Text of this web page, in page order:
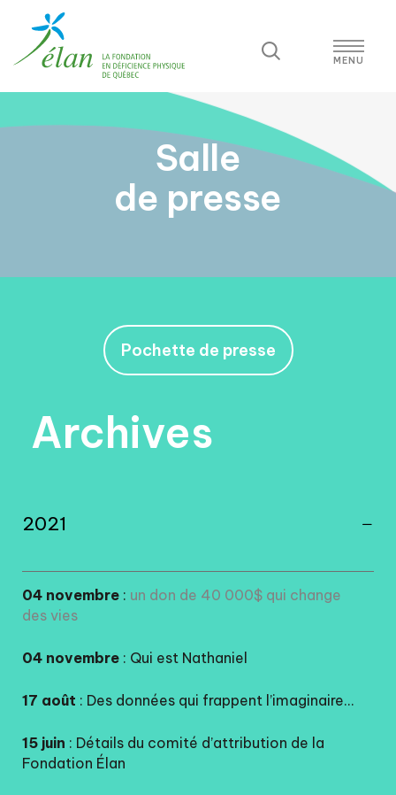
Salle
de presse
Pochette de presse
Archives
2021
04 novembre : un don de 40 000$ qui change
des vies
04 novembre : Qui est Nathaniel
17 août : Des données qui frappent l’imaginaire…
15 juin : Détails du comité d’attribution de la
Fondation Élan